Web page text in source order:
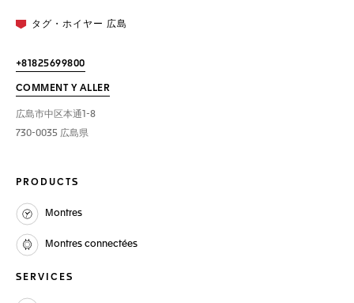
タグ・ホイヤー 広島
+81825699800
COMMENT Y ALLER
広島市中区本通1-8
730-0035 広島県
PRODUCTS
Montres
Montres connectées
SERVICES